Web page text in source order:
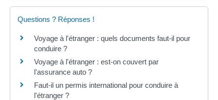
Questions ? Réponses !
Voyage à l'étranger : quels documents faut-il pour
conduire ?
Voyage à l'étranger : est-on couvert par
l'assurance auto ?
Faut-il un permis international pour conduire à
l'étranger ?